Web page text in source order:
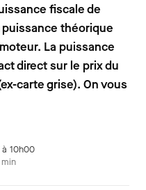
fiscale de
théorique
La puissance
direct sur le prix du
carte grise). On vous
10h00